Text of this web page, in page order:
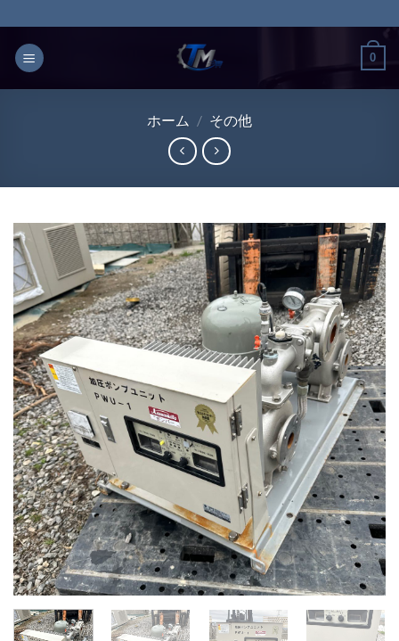
to
content
0
ホーム / その他